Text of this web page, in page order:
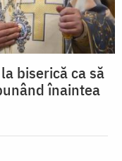
biserică ca să
înaintea